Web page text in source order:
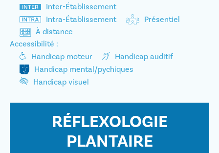
Inter-Établissement
Intra-Établissement
Présentiel
À distance
Accessibilité :
Handicap moteur
Handicap auditif
Handicap mental/pychiques
Handicap visuel
RÉFLEXOLOGIE
PLANTAIRE